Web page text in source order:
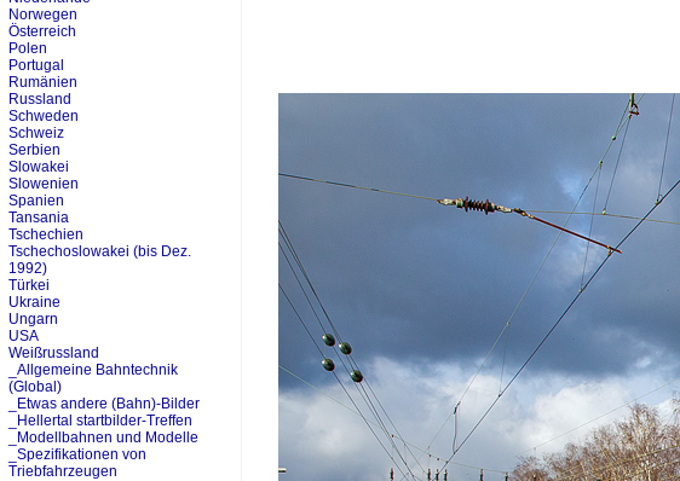
Norwegen
Österreich
Polen
Portugal
Rumänien
Russland
Schweden
Schweiz
Serbien
Slowakei
Slowenien
Spanien
Tansania
Tschechien
Tschechoslowakei (bis Dez.
1992)
Türkei
Ukraine
Ungarn
USA
Weißrussland
_Allgemeine Bahntechnik
(Global)
_Etwas andere (Bahn)-Bilder
_Hellertal startbilder-Treffen
_Modellbahnen und Modelle
_Spezifikationen von
Triebfahrzeugen